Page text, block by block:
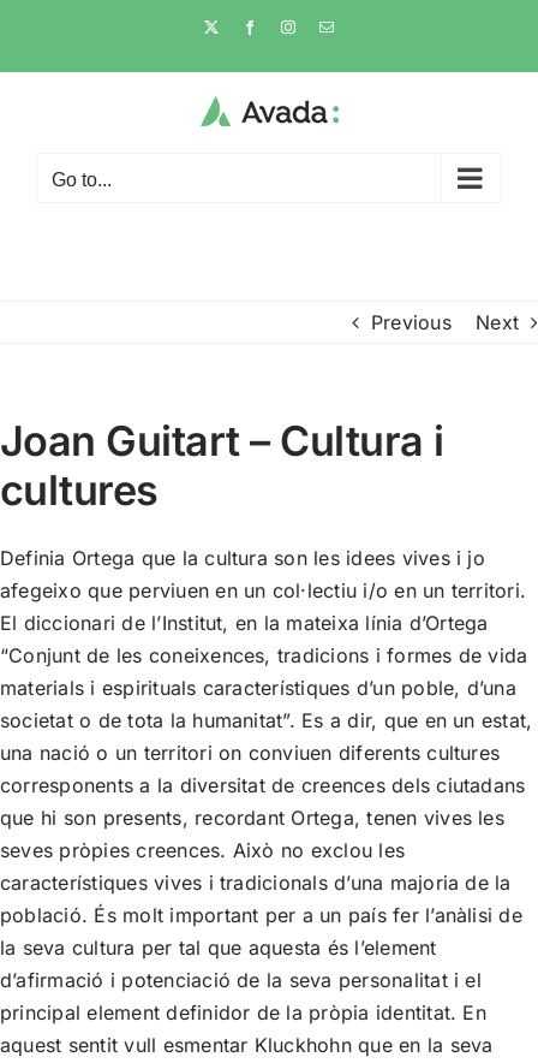
content
X FacebookInstagramEmail
Go to...
Previous Next
Joan Guitart – Cultura i
cultures
Definia Ortega que la cultura son les idees vives i jo
afegeixo que perviuen en un col·lectiu i/o en un territori.
El diccionari de l’Institut, en la mateixa línia d’Ortega
“Conjunt de les coneixences, tradicions i formes de vida
materials i espirituals característiques d’un poble, d’una
societat o de tota la humanitat”. Es a dir, que en un estat,
una nació o un territori on conviuen diferents cultures
corresponents a la diversitat de creences dels ciutadans
que hi son presents, recordant Ortega, tenen vives les
seves pròpies creences. Això no exclou les
característiques vives i tradicionals d’una majoria de la
població. És molt important per a un país fer l’anàlisi de
la seva cultura per tal que aquesta és l’element
d’afirmació i potenciació de la seva personalitat i el
principal element definidor de la pròpia identitat. En
aquest sentit vull esmentar Kluckhohn que en la seva